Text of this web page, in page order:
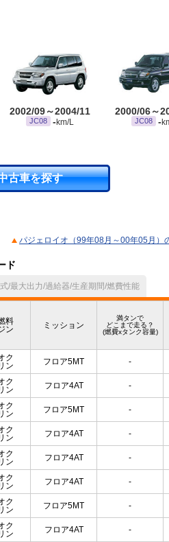
2002/09～2004/11
JC08 - km/L
2000/06～
JC08 -
古車を探す
パジェロイオ（99年08月～00年05月）
ド
/最大出力/過給器/生産期間/燃費性能
料
ン
ミッション
満タンで
どこまで走る？
(燃費xタンク容量)
ク
ン
フロア5MT -
ク
ン
フロア4AT -
ク
ン
フロア5MT -
ク
ン
フロア4AT -
ク
ン
フロア4AT -
ク
ン
フロア4AT -
ク
ン
フロア5MT -
ク
ン
フロア4AT -